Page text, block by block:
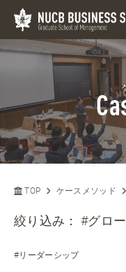
TOP ケースメソッド
絞り込み：#グロ
#リーダーシップ